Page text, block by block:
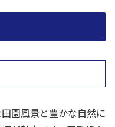
園風景と豊かな自然に